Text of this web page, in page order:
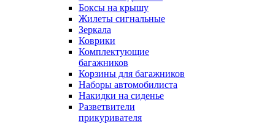
Боксы на крышу
Жилеты сигнальные
Зеркала
Коврики
Комплектующие
багажников
Корзины для багажников
Наборы автомобилиста
Накидки на сиденье
Разветвители
прикуривателя